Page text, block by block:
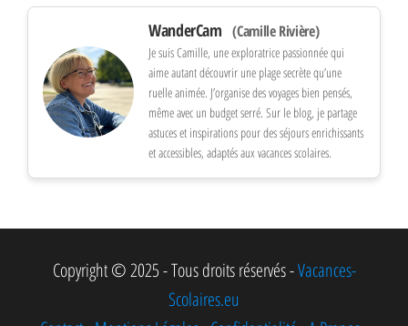
WanderCam (Camille Rivière)
Je suis Camille, une exploratrice passionnée qui
aime autant découvrir une plage secrète qu’une
ruelle animée. J’organise des voyages bien pensés,
même avec un budget serré. Sur le blog, je partage
astuces et inspirations pour des séjours enrichissants
et accessibles, adaptés aux vacances scolaires.
Copyright © 2025 - Tous droits réservés -Vacances-
Scolaires.eu